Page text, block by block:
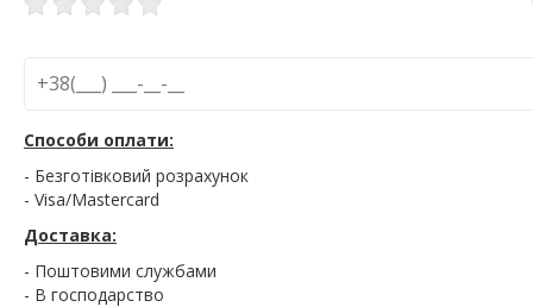
Способи оплати:
- Безготівковий розрахунок
- Visa/Mastercard
Доставка:
- Поштовими службами
- В господарство